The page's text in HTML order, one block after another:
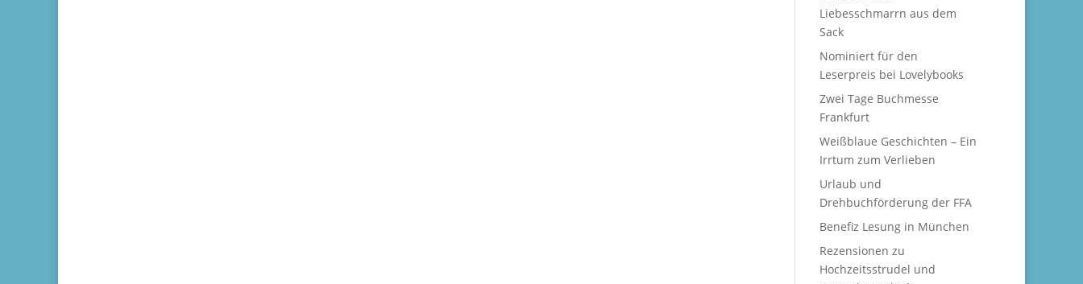
Liebesschmarrn aus dem
Sack
Nominiert für den
Leserpreis bei Lovelybooks
Zwei Tage Buchmesse
Frankfurt
Weißblaue Geschichten – Ein
Irrtum zum Verlieben
Urlaub und
Drehbuchförderung der FFA
Benefiz Lesung in München
Rezensionen zu
Hochzeitsstrudel und